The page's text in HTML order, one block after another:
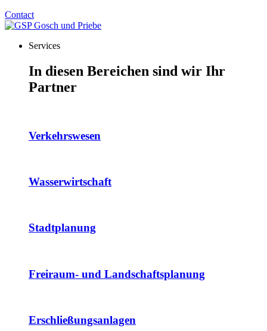
Contact
Services
In diesen Bereichen sind wir Ihr
Partner
Verkehrswesen
Wasserwirtschaft
Stadtplanung
Freiraum- und Landschaftsplanung
Erschließungsanlagen